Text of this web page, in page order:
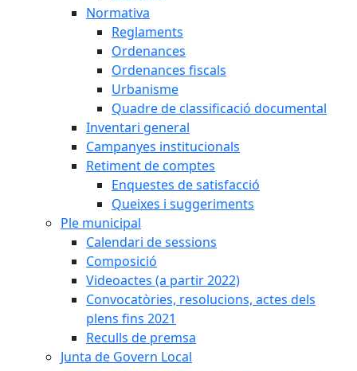
Normativa
Reglaments
Ordenances
Ordenances fiscals
Urbanisme
Quadre de classificació documental
Inventari general
Campanyes institucionals
Retiment de comptes
Enquestes de satisfacció
Queixes i suggeriments
Ple municipal
Calendari de sessions
Composició
Videoactes (a partir 2022)
Convocatòries, resolucions, actes dels
plens fins 2021
Reculls de premsa
Junta de Govern Local